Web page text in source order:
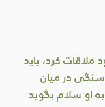
کرد، باید
سنگی در ميان
او سلام بگويد